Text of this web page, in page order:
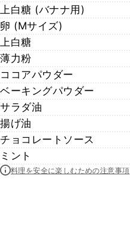
上白糖 (バナナ用)
卵 (Mサイズ)
上白糖
薄力粉
ココアパウダー
ベーキングパウダー
サラダ油
揚げ油
チョコレートソース
ミント
料理を安全に楽しむための注意事項